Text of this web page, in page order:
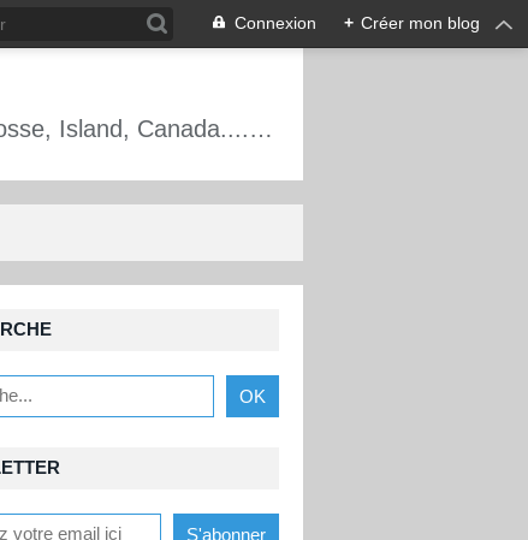
Connexion + Créer mon blog
Alpinisme, escalade, cascade de glace, France, Écosse, Mt Blanc, Oisans, Écosse, Island, Canada.... Les aventures d'un guide de haute montagne.